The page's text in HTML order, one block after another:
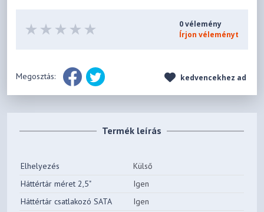
0 vélemény
Írjon véleményt
Megosztás: kedvencekhez ad
Termék leírás
Elhelyezés
Külső
Háttértár méret 2,5"
Igen
Háttértár csatlakozó SATA
Igen